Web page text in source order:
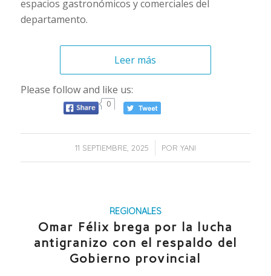
espacios gastronómicos y comerciales del
departamento.
Leer más
Please follow and like us:
0
11 SEPTIEMBRE, 2025
/ POR YANI
REGIONALES
Omar Félix brega por la lucha
antigranizo con el respaldo del
Gobierno provincial